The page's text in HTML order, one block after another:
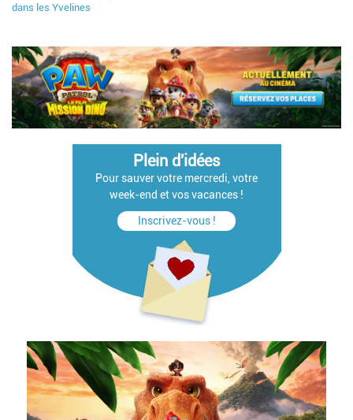
dans les Yvelines
Plein d'idées
Pour sauver votre mercredi, votre
week-end et vos vacances !
Inscrivez-vous !